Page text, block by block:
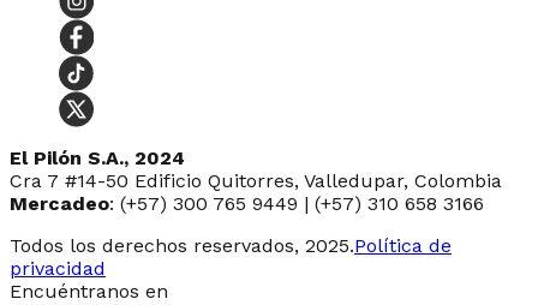
El Pilón S.A., 2024
Cra 7 #14-50 Edificio Quitorres, Valledupar, Colombia
Mercadeo: (+57) 300 765 9449 | (+57) 310 658 3166
Todos los derechos reservados, 2025.Política de
privacidad
Encuéntranos en